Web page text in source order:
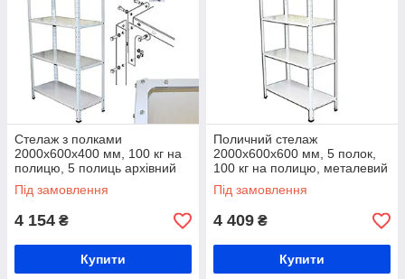
Стелаж з полками
2000х600х400 мм, 100 кг на
полицю, 5 полиць архівний
стелаж металевий
Під замовлення
4 154 ₴
Купити
Поличний стелаж
2000х600х600 мм, 5 полок,
100 кг на полицю, металевий
стелаж
Під замовлення
4 409 ₴
Купити